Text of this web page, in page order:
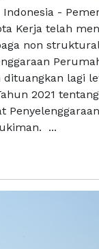
Indonesia -
Kerja telah
non
dituangkan lagi
2021
...